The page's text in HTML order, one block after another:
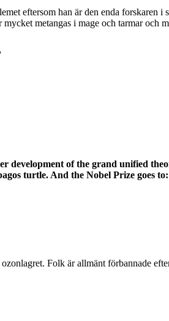
eftersom han är den enda forskaren
metangas i mage och tarmar och
development of the grand unified
turtle. And the Nobel Prize goes
Folk är allmänt förbannade